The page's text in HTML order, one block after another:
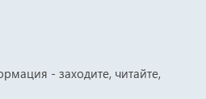
- заходите, читайте,